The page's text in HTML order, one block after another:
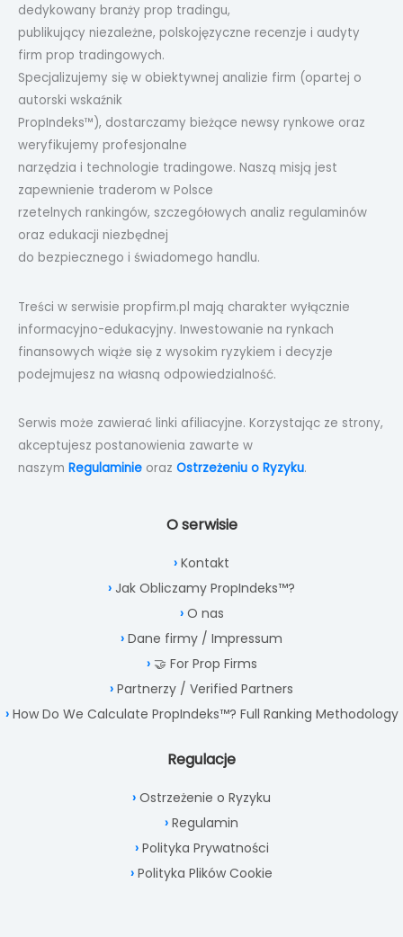
dedykowany branży prop tradingu,
publikujący niezależne, polskojęzyczne recenzje i audyty
firm prop tradingowych.
Specjalizujemy się w obiektywnej analizie firm (opartej o
autorski wskaźnik
PropIndeks™), dostarczamy bieżące newsy rynkowe oraz
weryfikujemy profesjonalne
narzędzia i technologie tradingowe. Naszą misją jest
zapewnienie traderom w Polsce
rzetelnych rankingów, szczegółowych analiz regulaminów
oraz edukacji niezbędnej
do bezpiecznego i świadomego handlu.
Treści w serwisie propfirm.pl mają charakter wyłącznie
informacyjno-edukacyjny. Inwestowanie na rynkach
finansowych wiąże się z wysokim ryzykiem i decyzje
podejmujesz na własną odpowiedzialność.
Serwis może zawierać linki afiliacyjne. Korzystając ze strony,
akceptujesz postanowienia zawarte w
naszym Regulaminie oraz Ostrzeżeniu o Ryzyku.
O serwisie
Kontakt
Jak Obliczamy PropIndeks™?
O nas
Dane firmy / Impressum
🤝 For Prop Firms
Partnerzy / Verified Partners
How Do We Calculate PropIndeks™? Full Ranking Methodology
Regulacje
Ostrzeżenie o Ryzyku
Regulamin
Polityka Prywatności
Polityka Plików Cookie